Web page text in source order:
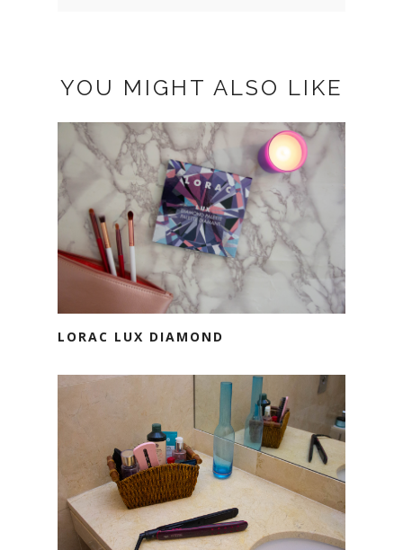
YOU MIGHT ALSO LIKE
LORAC LUX DIAMOND